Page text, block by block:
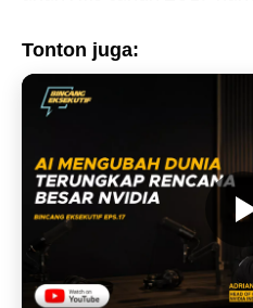
Tonton juga: